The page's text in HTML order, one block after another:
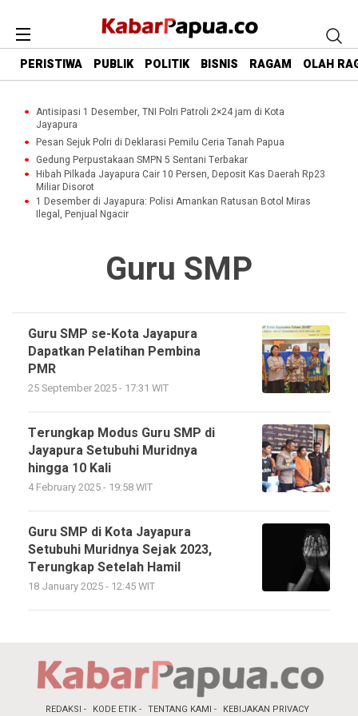
PERISTIWA PUBLIK POLITIK BISNIS RAGAM OLAH
Antisipasi 1 Desember, TNI Polri Patroli 2×24 jam di Kota
Jayapura
Pesan Sejuk Polri di Deklarasi Pemilu Ceria Tanah Papua
Gedung Perpustakaan SMPN 5 Sentani Terbakar
Hibah Pilkada Jayapura Cair 10 Persen, Deposit Kas Daerah Rp23
Miliar Disorot
1 Desember di Jayapura: Polisi Amankan Ratusan Botol Miras
Ilegal, Penjual Ngacir
Guru SMP
Guru SMP se-Kota Jayapura
Dapatkan Pelatihan Pembina
PMR
25 September 2025 - 17:31 WIT
Terungkap Modus Guru SMP di
Jayapura Setubuhi Muridnya
hingga 10 Kali
4 February 2025 - 19:58 WIT
Guru SMP di Kota Jayapura
Setubuhi Muridnya Sejak 2023,
Terungkap Setelah Hamil
18 January 2025 - 12:45 WIT
REDAKSI KODE ETIK TENTANG KAMI KEBIJAKAN PRIVACY